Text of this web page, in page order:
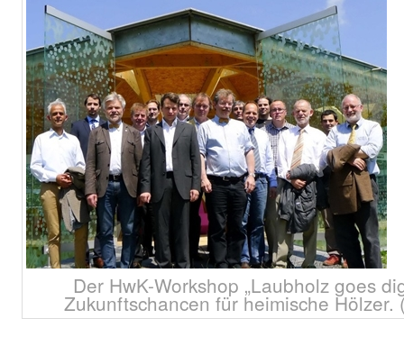
Der HwK-Workshop „Laubholz goes
Zukunftschancen für heimische Hölzer.